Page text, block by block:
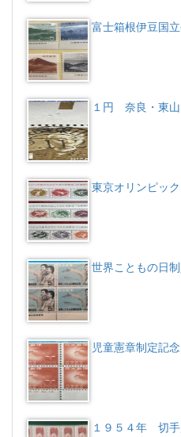
富士箱根伊豆国
１円 奈良・東
東京オリンピッ
世界こともの日
児童憲章制定記
１９５４年 切